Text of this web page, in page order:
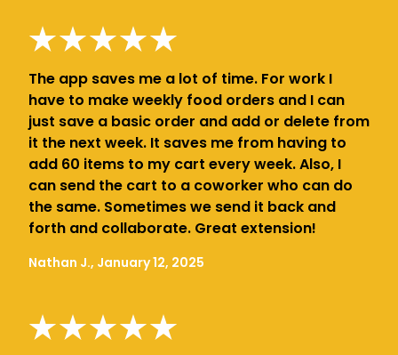
The app saves me a lot of time. For work I
have to make weekly food orders and I can
just save a basic order and add or delete from
it the next week. It saves me from having to
add 60 items to my cart every week. Also, I
can send the cart to a coworker who can do
the same. Sometimes we send it back and
forth and collaborate. Great extension!
Nathan J., January 12, 2025